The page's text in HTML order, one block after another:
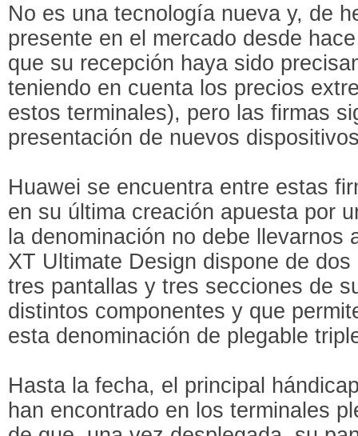
No es una tecnología nueva y, de
presente en el mercado desde
que su recepción haya sido
teniendo en cuenta los precios
estos terminales), pero las firmas
presentación de nuevos
Huawei se encuentra entre estas
en su última creación apuesta por
la denominación no debe llevarnos
XT Ultimate Design dispone de
tres pantallas y tres secciones de
distintos componentes y que
esta denominación de plegable
Hasta la fecha, el principal
han encontrado en los terminales